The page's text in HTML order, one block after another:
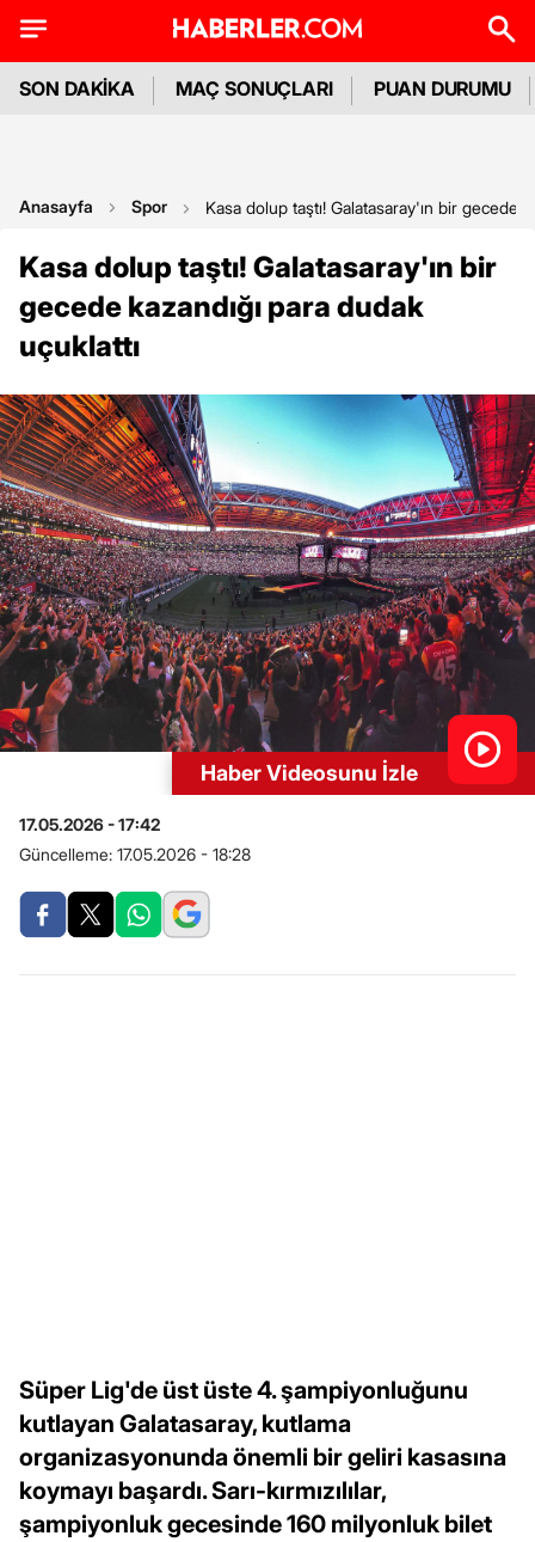
SON DAKİKA MAÇ SONUÇLARI PUAN DURUMU
Anasayfa Spor Kasa dolup taştı! Galatasaray'ın bir gecede
Kasa dolup taştı! Galatasaray'ın bir
gecede kazandığı para dudak
uçuklattı
Haber Videosunu İzle
17.05.2026 - 17:42
Güncelleme: 17.05.2026 - 18:28
Süper Lig'de üst üste 4. şampiyonluğunu
kutlayan Galatasaray, kutlama
organizasyonunda önemli bir geliri kasasına
koymayı başardı. Sarı-kırmızılılar,
şampiyonluk gecesinde 160 milyonluk bilet